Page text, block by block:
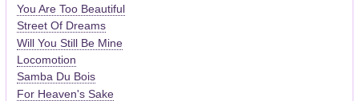
You Are Too Beautiful
Street Of Dreams
Will You Still Be Mine
Locomotion
Samba Du Bois
For Heaven's Sake